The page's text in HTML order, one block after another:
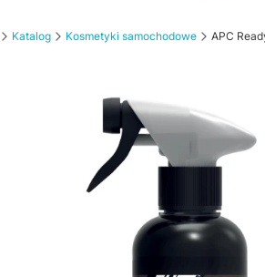
Katalog Kosmetyki samochodowe APC